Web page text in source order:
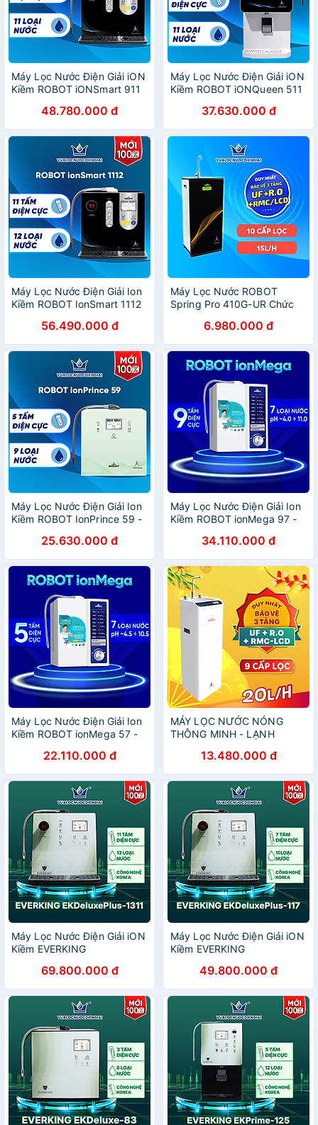
Máy Lọc Nước Điện Giải iON
Kiềm ROBOT iONSmart 911
Chính Hãng48.780.000 đ
Máy Lọc Nước Điện Giải iON
Kiềm ROBOT iONQueen 511
Hàng Chính Hãng
37.630.000 đ
Máy Lọc Nước Điện Giải Ion
Kiềm ROBOT IonSmart 1112
Chính Hãng56.490.000 đ
Máy Lọc Nước ROBOT
Spring Pro 410G-UR Chức
UF - Hàng Chính Hãng
6.980.000 đ
Máy Lọc Nước Điện Giải Ion
Kiềm ROBOT IonPrince 59 -
25.630.000 đ
Máy Lọc Nước Điện Giải Ion
Kiềm ROBOT ionMega 97 -
34.110.000 đ
Máy Lọc Nước Điện Giải Ion
Kiềm ROBOT ionMega 57 -
22.110.000 đ
MÁY LỌC NƯỚC NÓNG
THÔNG MINH - LẠNH
Chính Hãng13.480.000 đ
Máy Lọc Nước Điện Giải iON
Kiềm EVERKING
Chính Hãng69.800.000 đ
Máy Lọc Nước Điện Giải iON
Kiềm EVERKING
Chính Hãng49.800.000 đ